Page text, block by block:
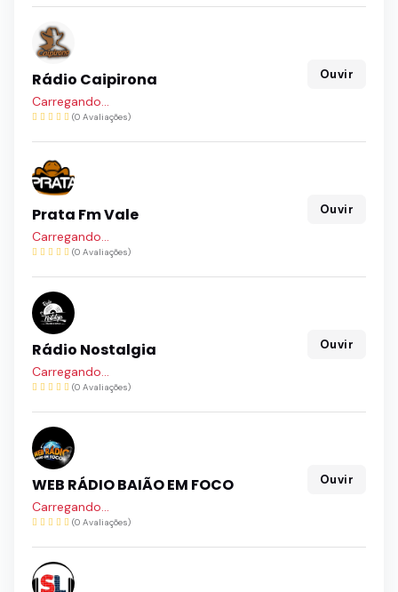
Rádio Caipirona
Carregando...
(0 Avaliações)
Ouvir
Prata Fm Vale
Carregando...
(0 Avaliações)
Ouvir
Rádio Nostalgia
Carregando...
(0 Avaliações)
Ouvir
WEB RÁDIO BAIÃO EM FOCO
Carregando...
(0 Avaliações)
Ouvir